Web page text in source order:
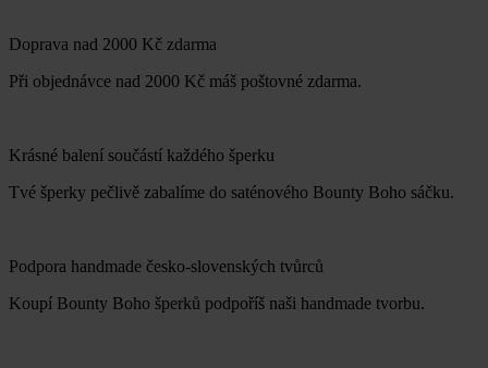
Doprava nad 2000 Kč zdarma
Při objednávce nad 2000 Kč máš poštovné zdarma.
Krásné balení součástí každého šperku
Tvé šperky pečlivě zabalíme do saténového Bounty Boho sáčku.
Podpora handmade česko-slovenských tvůrců
Koupí Bounty Boho šperků podpoříš naši handmade tvorbu.